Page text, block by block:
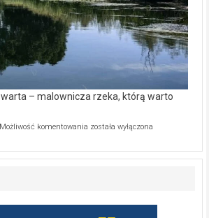
– malownicza rzeka, którą warto
Możliwość komentowania Ekologiczne
–
warto
poznać
została wyłączona